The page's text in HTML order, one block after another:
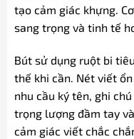
tạo cảm giác khựng.
sang trọng và tinh tế
Bút sử dụng ruột bi
thế khi cần. Nét viết
nhu cầu ký tên, ghi
trọng lượng đầm tay
cảm giác viết chắc